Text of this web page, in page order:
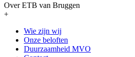
Over ETB van Bruggen
+
Wie zijn wij
Onze beloften
Duurzaamheid MVO